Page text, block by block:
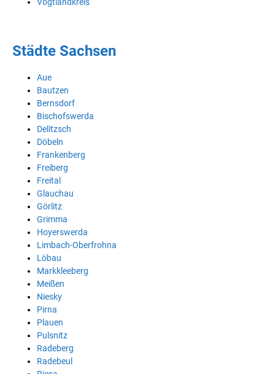
Vogtlandkreis
Städte Sachsen
Aue
Bautzen
Bernsdorf
Bischofswerda
Delitzsch
Döbeln
Frankenberg
Freiberg
Freital
Glauchau
Görlitz
Grimma
Hoyerswerda
Limbach-Oberfrohna
Löbau
Markkleeberg
Meißen
Niesky
Pirna
Plauen
Pulsnitz
Radeberg
Radebeul